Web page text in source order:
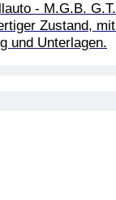
- M.G.B. G.T.
Zustand, mit
und Unterlagen.